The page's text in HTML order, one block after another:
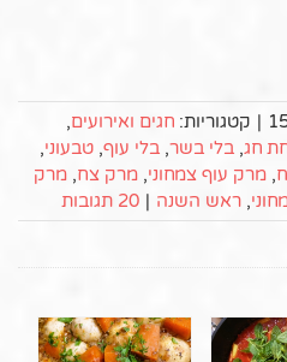
| קטגוריות: חגים ואירועים,
חג, בלי בשר, בלי עוף, טבעוני,
, מרק עוף צמחוני, מרק צח, מרק
, ראש השנה | 20 תגובות